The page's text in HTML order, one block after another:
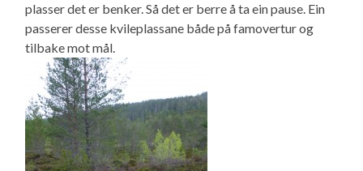
plasser det er benker. Så det er berre å ta ein pause. Ein
passerer desse kvileplassane både på famovertur og
tilbake mot mål.